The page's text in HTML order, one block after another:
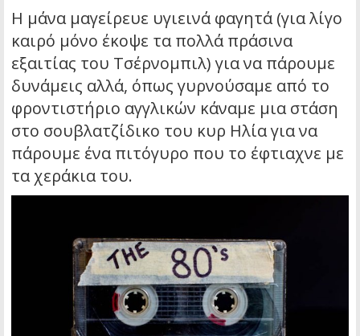
Η μάνα μαγείρευε υγιεινά φαγητά (για λίγο
καιρό μόνο έκοψε τα πολλά πράσινα
εξαιτίας του Τσέρνομπιλ) για να πάρουμε
δυνάμεις αλλά, όπως γυρνούσαμε από το
φροντιστήριο αγγλικών κάναμε μια στάση
στο σουβλατζίδικο του κυρ Ηλία για να
πάρουμε ένα πιτόγυρο που το έφτιαχνε με
τα χεράκια του.